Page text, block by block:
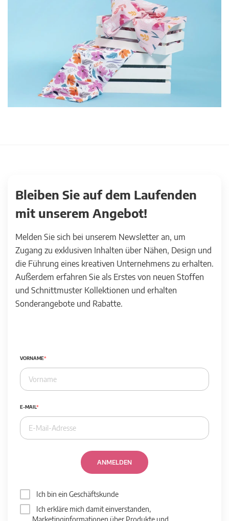
Bleiben Sie auf dem Laufenden
mit unserem Angebot!
Melden Sie sich bei unserem Newsletter an, um
Zugang zu exklusiven Inhalten über Nähen, Design und
die Führung eines kreativen Unternehmens zu erhalten.
Außerdem erfahren Sie als Erstes von neuen Stoffen
und Schnittmuster Kollektionen und erhalten
Sonderangebote und Rabatte.
VORNAME
E-MAIL
ANMELDEN
Ich bin ein Geschäftskunde
Ich erkläre mich damit einverstanden,